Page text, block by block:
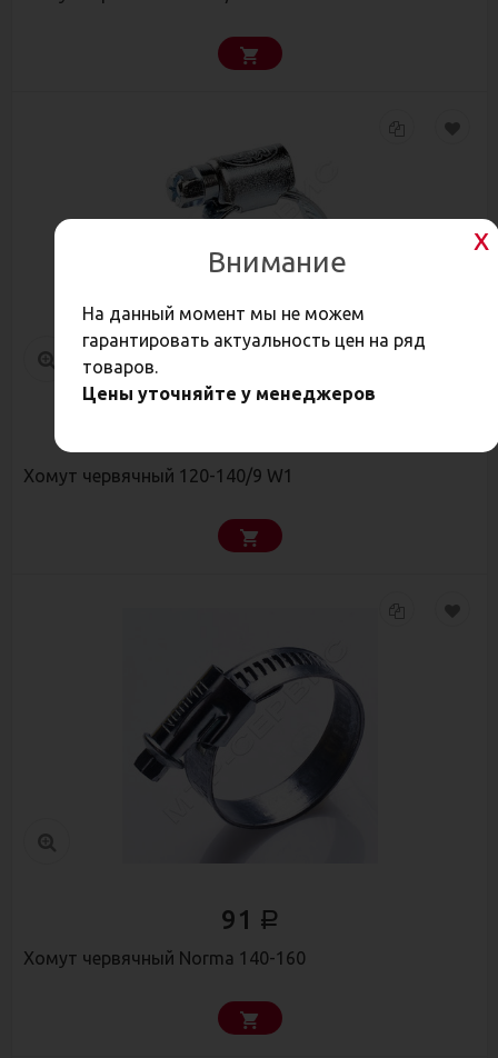
Хомут червячный 120-140/9 W1
91 Р
Хомут червячный Norma 140-160
Внимание
На данный момент мы не можем
гарантировать актуальность цен на ряд
товаров.
Цены уточняйте у менеджеров